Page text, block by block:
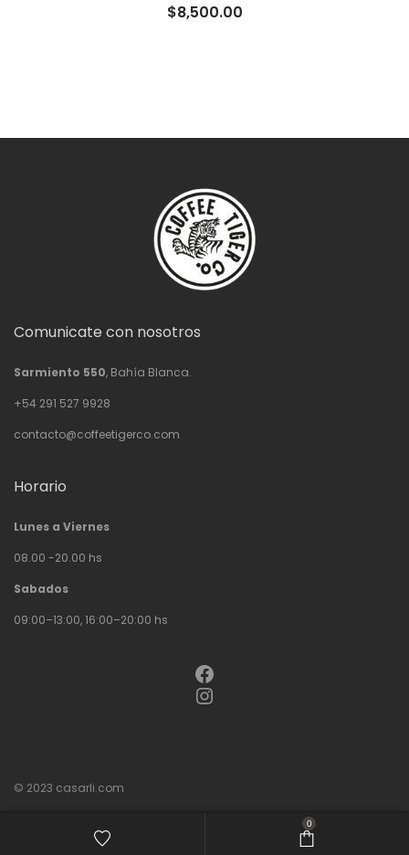
$8,500.00
Comunicate con nosotros
Sarmiento 550, Bahía Blanca.
+54 291 527 9928
contacto@coffeetigerco.com
Horario
Lunes a Viernes
08.00 -20.00 hs
Sabados
09:00–13:00, 16:00–20:00 hs
Facebook
Instagram
© 2023 casarli.com
0